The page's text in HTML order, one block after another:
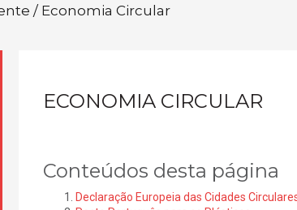
/ Economia Circular
ECONOMIA CIRCULAR
Conteúdos desta página
Declaração Europeia das Cidades